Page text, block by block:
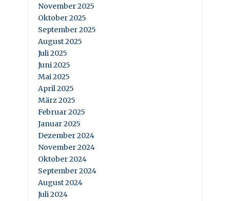
November 2025
Oktober 2025
September 2025
August 2025
Juli 2025
Juni 2025
Mai 2025
April 2025
März 2025
Februar 2025
Januar 2025
Dezember 2024
November 2024
Oktober 2024
September 2024
August 2024
Juli 2024